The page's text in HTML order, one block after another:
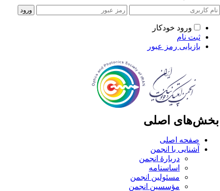
ورود خودکار
ثبت نام
بازیابی رمز عبور
اصلی
صفحه اصلی
آشنایی با انجمن
دربارۀ انجمن
اساسنامه
مسئولین انجمن
مؤسسین انجمن